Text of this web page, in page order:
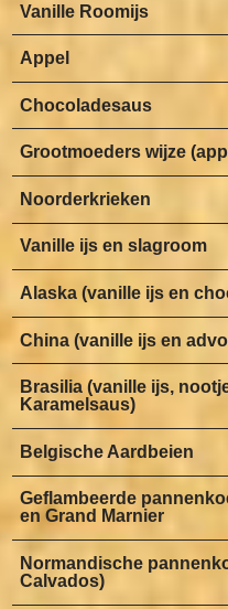
Vanille Roomijs
Appel
Chocoladesaus
Grootmoeders wijze
Noorderkrieken
Vanille ijs en slagroom
Alaska (vanille ijs en
China (vanille ijs en
Brasilia (vanille ijs,
Karamelsaus)
Belgische Aardbeien
Geflambeerde
en Grand Marnier
Normandische
Calvados)